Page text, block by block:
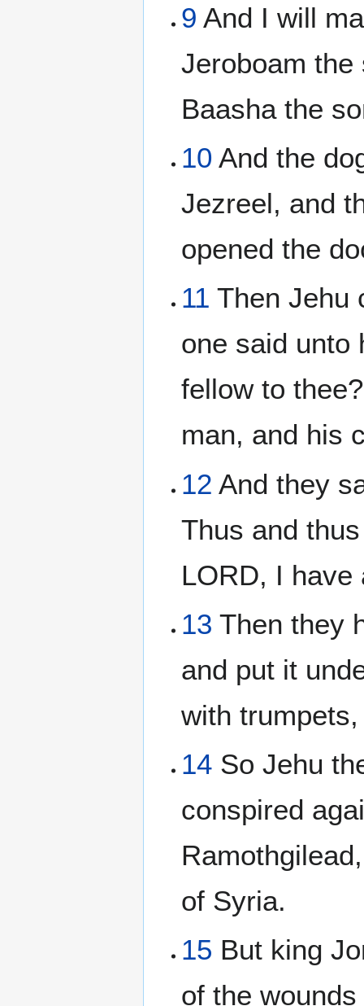
9 And I will
Jeroboam
Baasha the
10 And the
Jezreel, and
opened the
11 Then Jehu
one said unto
fellow to
man, and his
12 And they
Thus and
LORD, I have
13 Then they
and put it
with
14 So Jehu
conspired
of Syria.
15 But king
of the